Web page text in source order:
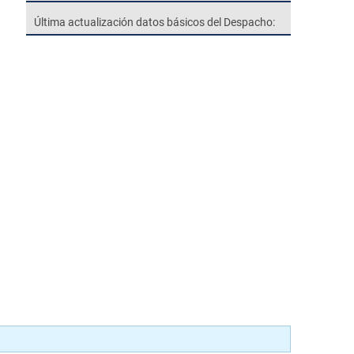
Última actualización datos básicos del Despacho: